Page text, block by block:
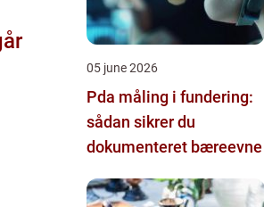
05 june 2026
Pda måling i fundering:
sådan sikrer du
dokumenteret bæreevne